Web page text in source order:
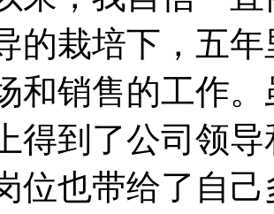
的栽培下，五
和销售的工作
得到了公司领
位也带给了自